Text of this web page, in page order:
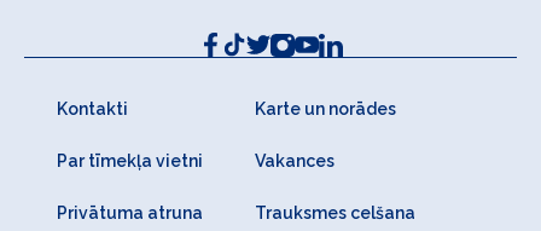
Kontakti Karte un norādes
Par tīmekļa vietni Vakances
Privātuma atruna Trauksmes celšana